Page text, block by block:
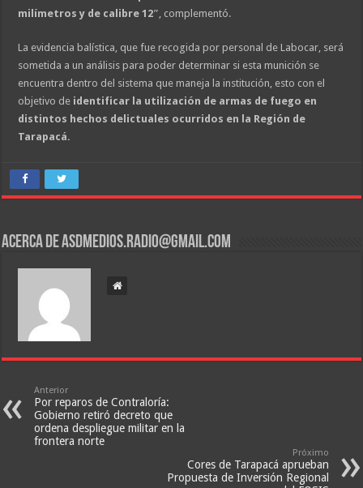
milímetros y de calibre 12″, complementó.
La evidencia balística, que fue recogida por personal de Labocar, será
sometida a un análisis para poder determinar si esta munición se
encuentra dentro del sistema que maneja la institución, esto con el
objetivo de identificar la utilización de armas de fuego en
distintos hechos delictuales ocurridos en la Región de
Tarapacá.
Acerca de asdmedios.radio@gmail.com
Anterior
Por reparos de Contraloría:
Gobierno retiró decreto que
ordena despliegue militar en la
frontera norte
Próximo
Cores de Tarapacá aprueban
Propuesta de Inversión Regional